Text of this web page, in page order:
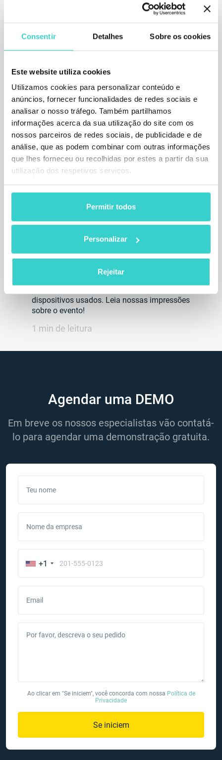
Consentir Detalhes Sobre os cookies
Este website utiliza cookies
Utilizamos cookies para personalizar conteúdo e
anúncios, fornecer funcionalidades de redes sociais e
analisar o nosso tráfego. Também partilhamos
informações acerca da sua utilização do site com os
nossos parceiros de redes sociais, de publicidade e de
análise, que as podem combinar com outras informações
que lhes forneceu ou recolhidas por estes a partir da sua
utilização dos respetivos serviços.
Permitir todos
Personalizar
Rejeitar
Barcelona 2025, de 3 a 6 de março, e
descubra como nossas soluções podem
Impressões da NSYS Group
sobre a Circular Markets 2025
segunda-feira 10 fevereiro 2025
NSYS Group Team
Em fevereiro, nossa equipe participou da
Circular Markets para discutir o
dispositivos usados. Leia nossas impressões
sobre o evento!
1 min de leitura
Agendar uma DEMO
Em breve os nossos especialistas vão contatá-
lo para agendar uma demonstração gratuita.
Teu nome
Nome da empresa
+1
Email
Por favor, descreva o seu pedido
Ao clicar em "Se iniciem", você concorda com nossa Política de
Privacidade
Se iniciem